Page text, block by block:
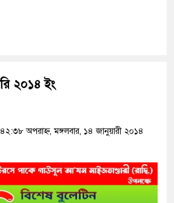
২০১৪ ইং
অপরাহ্ন, মঙ্গলবার, ১৪ জানুয়ারী ২০১৪